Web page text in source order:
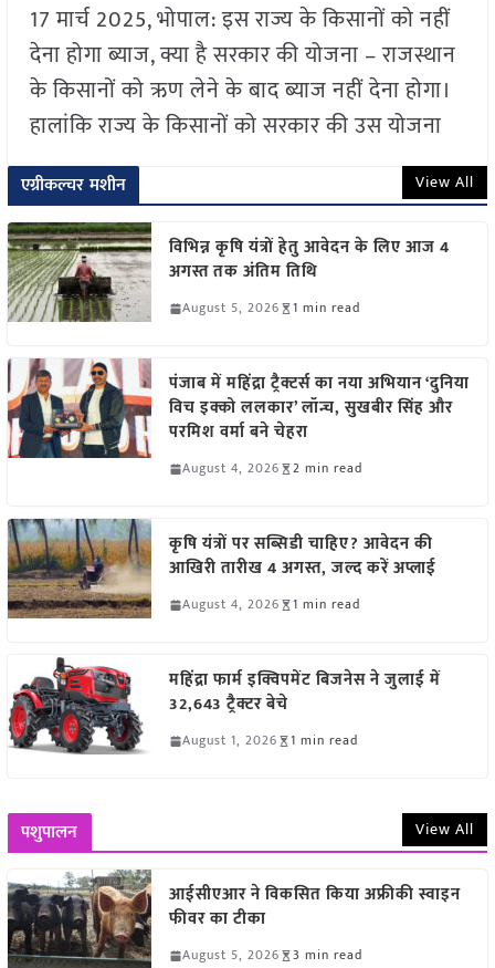
17 मार्च 2025, भोपाल: इस राज्य के किसानों को नहीं
देना होगा ब्याज, क्या है सरकार की योजना – राजस्थान
के किसानों को ऋण लेने के बाद ब्याज नहीं देना होगा।
हालांकि राज्य के किसानों को सरकार की उस योजना
एग्रीकल्चर मशीन View All
विभिन्न कृषि यंत्रों हेतु आवेदन के लिए आज 4
अगस्त तक अंतिम तिथि
August 5, 2026 1 min read
पंजाब में महिंद्रा ट्रैक्टर्स का नया अभियान ‘दुनिया
विच इक्को ललकार’ लॉन्च, सुखबीर सिंह और
परमिश वर्मा बने चेहरा
August 4, 2026 2 min read
कृषि यंत्रों पर सब्सिडी चाहिए? आवेदन की
आखिरी तारीख 4 अगस्त, जल्द करें अप्लाई
August 4, 2026 1 min read
महिंद्रा फार्म इक्विपमेंट बिजनेस ने जुलाई में
32,643 ट्रैक्टर बेचे
August 1, 2026 1 min read
पशुपालन View All
आईसीएआर ने विकसित किया अफ्रीकी स्वाइन
फीवर का टीका
August 5, 2026 3 min read